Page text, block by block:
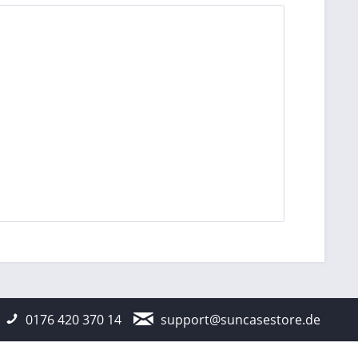
0176 420 370 14 support@suncasestore.de